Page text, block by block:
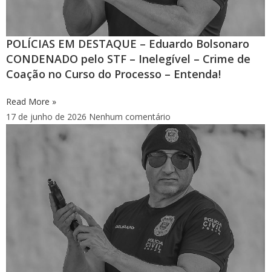
POLÍCIAS EM DESTAQUE – Eduardo Bolsonaro
CONDENADO pelo STF – Inelegível – Crime de
Coação no Curso do Processo – Entenda!
Read More »
17 de junho de 2026 Nenhum comentário